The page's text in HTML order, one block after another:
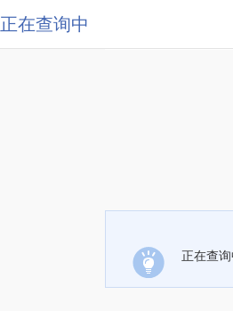
正在查询中
正在查